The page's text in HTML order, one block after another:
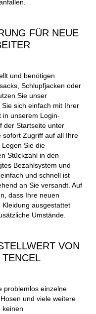
FÜR NEUE
und benötigen
Schlupfjacken oder
Sie unser
sich einfach mit Ihrer
in unserem Login-
der Startseite unter
sofort Zugriff auf all Ihre
Sie die
Stückzahl in den
Bezahlsystem und
und schnell ist
an Sie versandt. Auf
dass Ihre neuen
ausgestattet
Umstände.
VON
problemlos einzelne
und viele weitere
keinen